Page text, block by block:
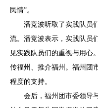
民情”。
潘竞波听取了实践队员们
流。潘竞波表示，实践队员
见实践队员们的重视与用心
传福州、推介福州。福州团
程度的支持。
会后，福州团市委领导与